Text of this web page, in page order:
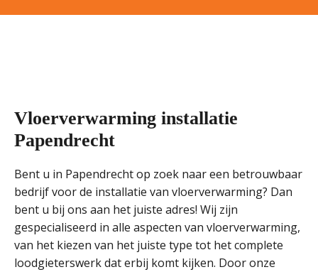
Vloerverwarming installatie
Papendrecht
Bent u in Papendrecht op zoek naar een betrouwbaar
bedrijf voor de installatie van vloerverwarming? Dan
bent u bij ons aan het juiste adres! Wij zijn
gespecialiseerd in alle aspecten van vloerverwarming,
van het kiezen van het juiste type tot het complete
loodgieterswerk dat erbij komt kijken. Door onze